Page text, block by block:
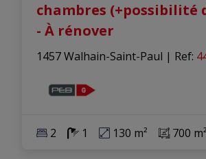
chambres (+possibilité
- À rénover
1457 Walhain-Saint-Paul | Ref:
2 1 130 m² 700 m²